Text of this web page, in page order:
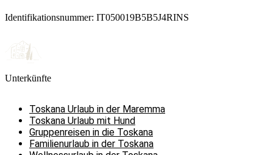
Identifikationsnummer: IT050019B5B5J4RINS
Unterkünfte
Toskana Urlaub in der Maremma
Toskana Urlaub mit Hund
Gruppenreisen in die Toskana
Familienurlaub in der Toskana